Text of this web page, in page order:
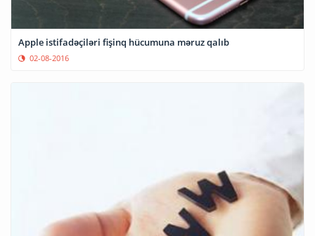
Apple istifadəçiləri fişinq hücumuna məruz qalıb
02-08-2016